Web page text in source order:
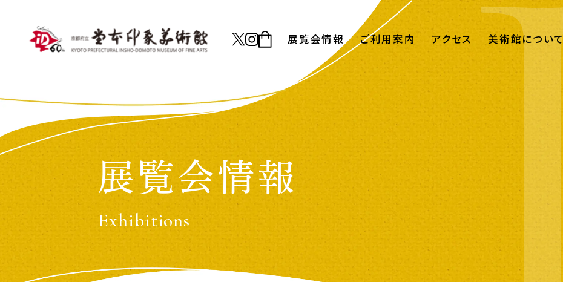
展覧会情報 ご利用案内 アクセス 美術館について
展覧会情報
Exhibitions